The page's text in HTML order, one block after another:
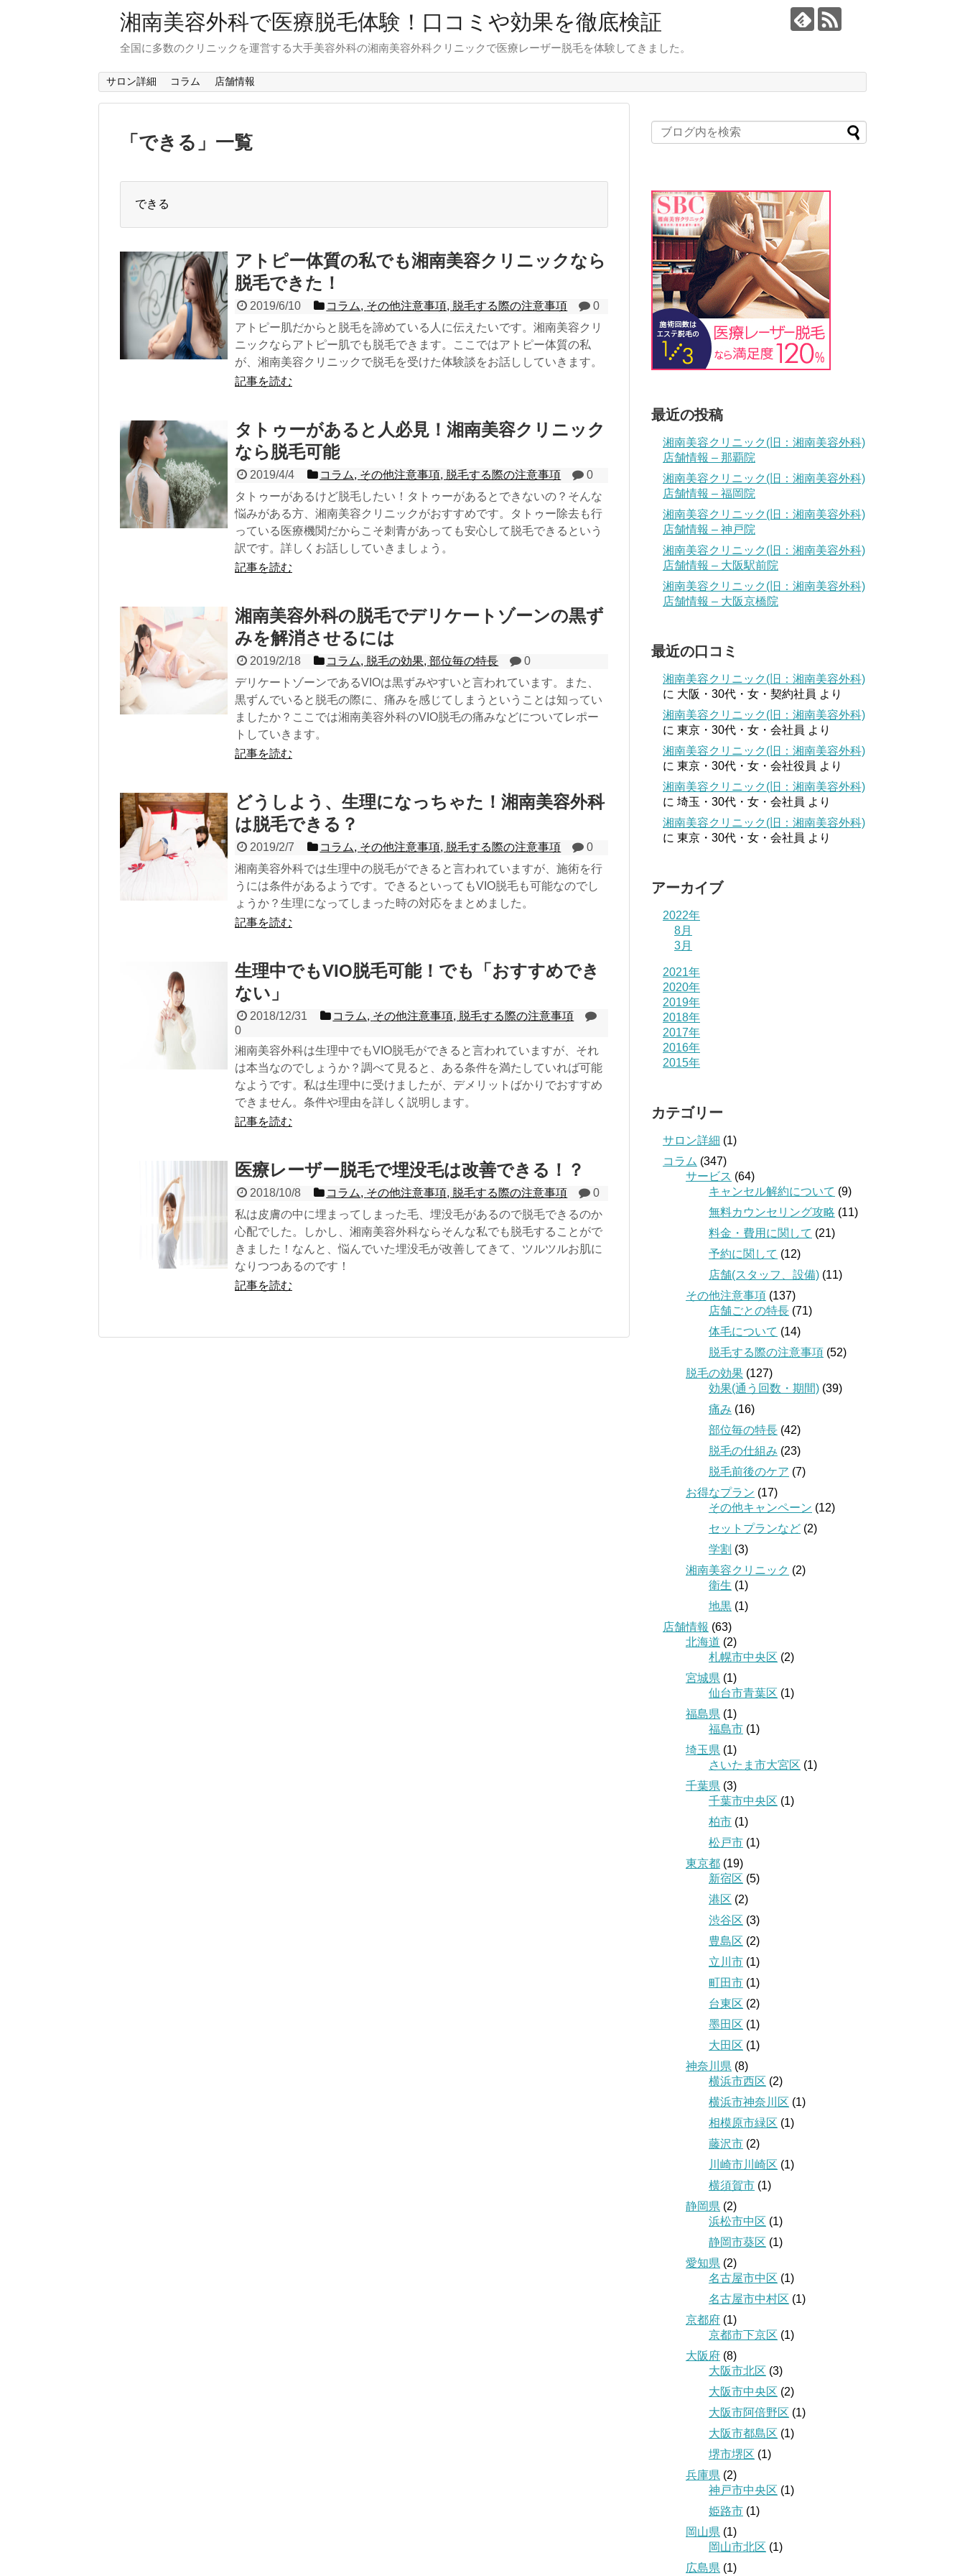
湘南美容外科で医療脱毛体験！口コミや効果を徹底検証
全国に多数のクリニックを運営する大手美容外科の湘南美容外科クリニックで医療レーザー脱毛を体験してきました。
サロン詳細 コラム 店舗情報
「 できる 」 一覧
できる
アトピー体質の私でも湘南美容クリニックなら
脱毛できた！
2019/6/10 コラム, その他注意事項, 脱毛する際の注意事項
0
アトピー肌だからと脱毛を諦めている人に伝えたいです。湘南美容クリ
ニックならアトピー肌でも脱毛できます。ここではアトピー体質の私
が、湘南美容クリニックで脱毛を受けた体験談をお話ししていきます。
記事を読む
タトゥーがあると人必見！湘南美容クリニック
なら脱毛可能
2019/4/4 コラム, その他注意事項, 脱毛する際の注意事項
0
タトゥーがあるけど脱毛したい！タトゥーがあるとできないの？そんな
悩みがある方、湘南美容クリニックがおすすめです。タトゥー除去も行
っている医療機関だからこそ刺青があっても安心して脱毛できるという
訳です。詳しくお話ししていきましょう。
記事を読む
湘南美容外科の脱毛でデリケートゾーンの黒ず
みを解消させるには
2019/2/18 コラム, 脱毛の効果,部位毎の特長
0
デリケートゾーンであるVIOは黒ずみやすいと言われています。また、
黒ずんでいると脱毛の際に、痛みを感じてしまうということは知ってい
ましたか？ここでは湘南美容外科のVIO脱毛の痛みなどについてレポー
トしていきます。
記事を読む
どうしよう、生理になっちゃた！湘南美容外科
は脱毛できる？
2019/2/7 コラム, その他注意事項, 脱毛する際の注意事項
0
湘南美容外科では生理中の脱毛ができると言われていますが、施術を行
うには条件があるようです。できるといってもVIO脱毛も可能なのでし
ょうか？生理になってしまった時の対応をまとめました。
記事を読む
生理中でもVIO脱毛可能！でも「おすすめでき
ない」
2018/12/31 コラム, その他注意事項, 脱毛する際の注意事項
0
湘南美容外科は生理中でもVIO脱毛ができると言われていますが、それ
は本当なのでしょうか？調べて見ると、ある条件を満たしていれば可能
なようです。私は生理中に受けましたが、デメリットばかりでおすすめ
できません。条件や理由を詳しく説明します。
記事を読む
医療レーザー脱毛で埋没毛は改善できる！？
2018/10/8 コラム, その他注意事項, 脱毛する際の注意事項
0
私は皮膚の中に埋まってしまった毛、埋没毛があるので脱毛できるのか
心配でした。しかし、湘南美容外科ならそんな私でも脱毛することがで
きました！なんと、悩んでいた埋没毛が改善してきて、ツルツルお肌に
なりつつあるのです！
記事を読む
最近の投稿
湘南美容クリニック(旧：湘南美容外科)
店舗情報 – 那覇院
湘南美容クリニック(旧：湘南美容外科)
店舗情報 – 福岡院
湘南美容クリニック(旧：湘南美容外科)
店舗情報 – 神戸院
湘南美容クリニック(旧：湘南美容外科)
店舗情報 – 大阪駅前院
湘南美容クリニック(旧：湘南美容外科)
店舗情報 – 大阪京橋院
最近の口コミ
湘南美容クリニック(旧：湘南美容外科)
に 大阪・30代・女・契約社員 より
湘南美容クリニック(旧：湘南美容外科)
に 東京・30代・女・会社員 より
湘南美容クリニック(旧：湘南美容外科)
に 東京・30代・女・会社役員 より
湘南美容クリニック(旧：湘南美容外科)
に 埼玉・30代・女・会社員 より
湘南美容クリニック(旧：湘南美容外科)
に 東京・30代・女・会社員 より
アーカイブ
2022年
8月
3月
2021年
2020年
2019年
2018年
2017年
2016年
2015年
カテゴリー
サロン詳細 (1)
コラム (347)
サービス (64)
キャンセル解約について (9)
無料カウンセリング攻略 (11)
料金・費用に関して (21)
予約に関して (12)
店舗(スタッフ、設備) (11)
その他注意事項 (137)
店舗ごとの特長 (71)
体毛について (14)
脱毛する際の注意事項 (52)
脱毛の効果 (127)
効果(通う回数・期間) (39)
痛み (16)
部位毎の特長 (42)
脱毛の仕組み (23)
脱毛前後のケア (7)
お得なプラン (17)
その他キャンペーン (12)
セットプランなど (2)
学割 (3)
湘南美容クリニック (2)
衛生 (1)
地黒 (1)
店舗情報 (63)
北海道 (2)
札幌市中央区 (2)
宮城県 (1)
仙台市青葉区 (1)
福島県 (1)
福島市 (1)
埼玉県 (1)
さいたま市大宮区 (1)
千葉県 (3)
千葉市中央区 (1)
柏市 (1)
松戸市 (1)
東京都 (19)
新宿区 (5)
港区 (2)
渋谷区 (3)
豊島区 (2)
立川市 (1)
町田市 (1)
台東区 (2)
墨田区 (1)
大田区 (1)
神奈川県 (8)
横浜市西区 (2)
横浜市神奈川区 (1)
相模原市緑区 (1)
藤沢市 (2)
川崎市川崎区 (1)
横須賀市 (1)
静岡県 (2)
浜松市中区 (1)
静岡市葵区 (1)
愛知県 (2)
名古屋市中区 (1)
名古屋市中村区 (1)
京都府 (1)
京都市下京区 (1)
大阪府 (8)
大阪市北区 (3)
大阪市中央区 (2)
大阪市阿倍野区 (1)
大阪市都島区 (1)
堺市堺区 (1)
兵庫県 (2)
神戸市中央区 (1)
姫路市 (1)
岡山県 (1)
岡山市北区 (1)
広島県 (1)